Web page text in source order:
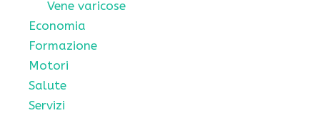
Vene varicose
Economia
Formazione
Motori
Salute
Servizi